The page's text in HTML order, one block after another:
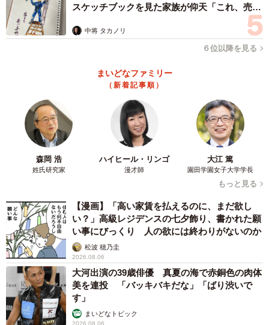
スケッチブックを見た家族が仰天「これ、売れ
中将 タカノリ
６位以降を見る
まいどなファミリー
（新着記事順）
森岡 浩
姓氏研究家
ハイヒール・リンゴ
漫才師
大江 篤
園田学園女子大学学長
もっと見る
【漫画】「高い家賃を払えるのに、まだ欲し
い？」高級レジデンスの七夕飾り、書かれた願
い事にびっくり 人の欲には終わりがないのか
松波 穂乃圭
2026.08.06
大河出演の39歳俳優 真夏の海で赤銅色の肉体
美を連投 「バッキバキだな」「ばり渋いで
す」
まいどなトピック
2026.08.06